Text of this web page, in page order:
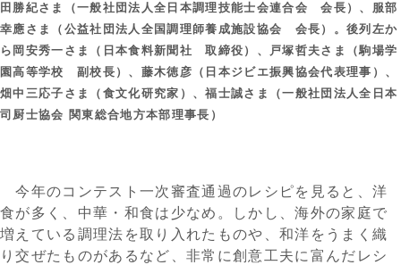
田勝紀さま（一般社団法人全日本調理技能士会連合会 会長）、服部
幸應さま（公益社団法人全国調理師養成施設協会 会長）。後列左か
ら岡安秀一さま（日本食料新聞社 取締役）、戸塚哲夫さま（駒場学
園高等学校 副校長）、藤木徳彦（日本ジビエ振興協会代表理事）、
畑中三応子さま（食文化研究家）、福士誠さま（一般社団法人全日本
司厨士協会 関東総合地方本部理事長）
今年のコンテスト一次審査通過のレシピを見ると、洋
食が多く、中華・和食は少なめ。しかし、海外の家庭で
増えている調理法を取り入れたものや、和洋をうまく織
り交ぜたものがあるなど、非常に創意工夫に富んだレシ